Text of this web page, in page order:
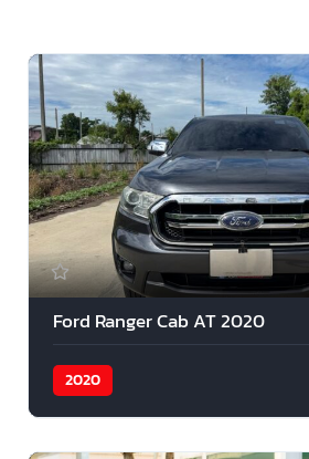
Ford Ranger Cab AT 2020
2020